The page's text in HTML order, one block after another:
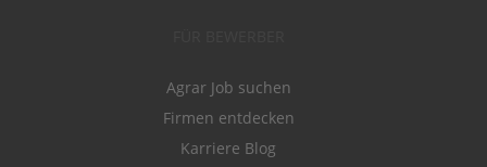
Agrar Job suchen
Firmen entdecken
Karriere Blog